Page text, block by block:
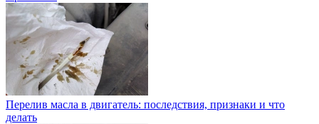
Перелив масла в двигатель: последствия, признаки и что
делать